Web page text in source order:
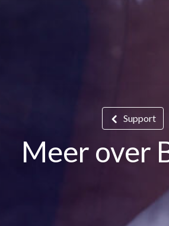
Support
Meer over